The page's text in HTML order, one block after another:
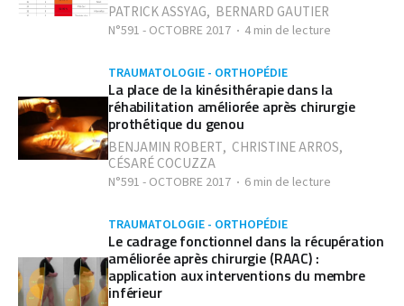
PATRICK ASSYAG, BERNARD GAUTIER
N°591 - OCTOBRE 2017 4 min de lecture
TRAUMATOLOGIE - ORTHOPÉDIE
La place de la kinésithérapie dans la
réhabilitation améliorée après chirurgie
prothétique du genou
BENJAMIN ROBERT, CHRISTINE ARROS,
CÉSARÉ COCUZZA
N°591 - OCTOBRE 2017 6 min de lecture
TRAUMATOLOGIE - ORTHOPÉDIE
Le cadrage fonctionnel dans la récupération
améliorée après chirurgie (RAAC) :
application aux interventions du membre
inférieur